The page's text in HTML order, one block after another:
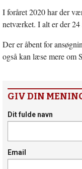
I foråret 2020 har der
netværket. I alt er der
Der er åbent for
også kan læse mere om
GIV DIN
Dit fulde navn
Email